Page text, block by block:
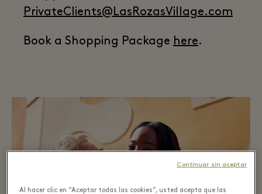
PrivateClients@LasRozasVillage.com
Book a Shopping Package here.
Al hacer clic en “Aceptar todas las cookies”, usted acepta que las
Continuar sin aceptar